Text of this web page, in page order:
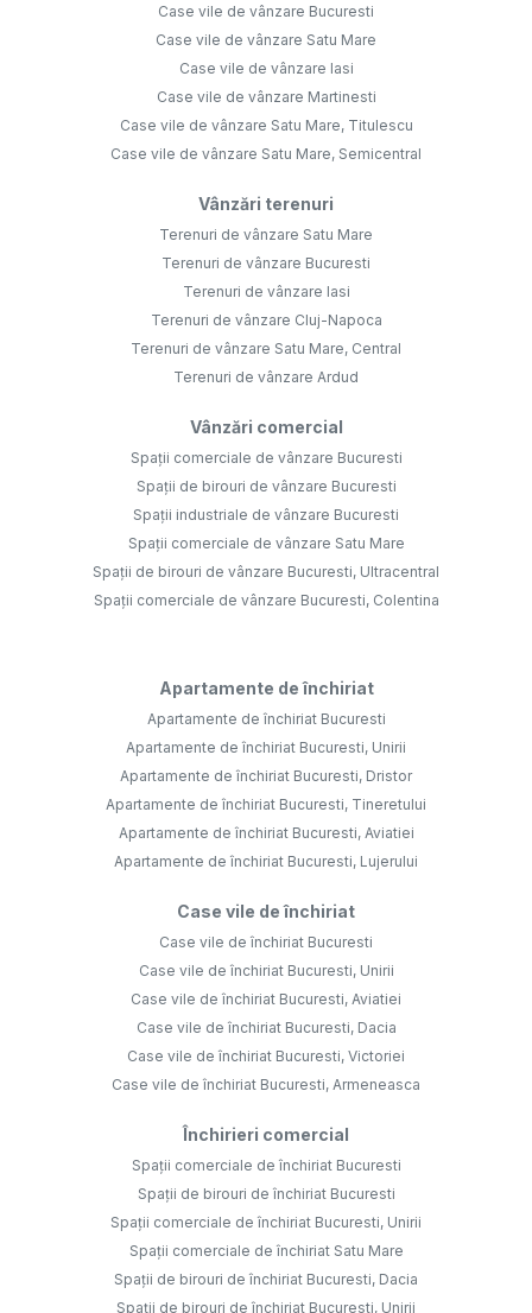
Case vile de vânzare Bucuresti
Case vile de vânzare Satu Mare
Case vile de vânzare Iasi
Case vile de vânzare Martinesti
Case vile de vânzare Satu Mare, Titulescu
Case vile de vânzare Satu Mare, Semicentral
Vânzări terenuri
Terenuri de vânzare Satu Mare
Terenuri de vânzare Bucuresti
Terenuri de vânzare Iasi
Terenuri de vânzare Cluj-Napoca
Terenuri de vânzare Satu Mare, Central
Terenuri de vânzare Ardud
Vânzări comercial
Spații comerciale de vânzare Bucuresti
Spații de birouri de vânzare Bucuresti
Spații industriale de vânzare Bucuresti
Spații comerciale de vânzare Satu Mare
Spații de birouri de vânzare Bucuresti, Ultracentral
Spații comerciale de vânzare Bucuresti, Colentina
Apartamente de închiriat
Apartamente de închiriat Bucuresti
Apartamente de închiriat Bucuresti, Unirii
Apartamente de închiriat Bucuresti, Dristor
Apartamente de închiriat Bucuresti, Tineretului
Apartamente de închiriat Bucuresti, Aviatiei
Apartamente de închiriat Bucuresti, Lujerului
Case vile de închiriat
Case vile de închiriat Bucuresti
Case vile de închiriat Bucuresti, Unirii
Case vile de închiriat Bucuresti, Aviatiei
Case vile de închiriat Bucuresti, Dacia
Case vile de închiriat Bucuresti, Victoriei
Case vile de închiriat Bucuresti, Armeneasca
Închirieri comercial
Spații comerciale de închiriat Bucuresti
Spații de birouri de închiriat Bucuresti
Spații comerciale de închiriat Bucuresti, Unirii
Spații comerciale de închiriat Satu Mare
Spații de birouri de închiriat Bucuresti, Dacia
Spații de birouri de închiriat Bucuresti, Unirii